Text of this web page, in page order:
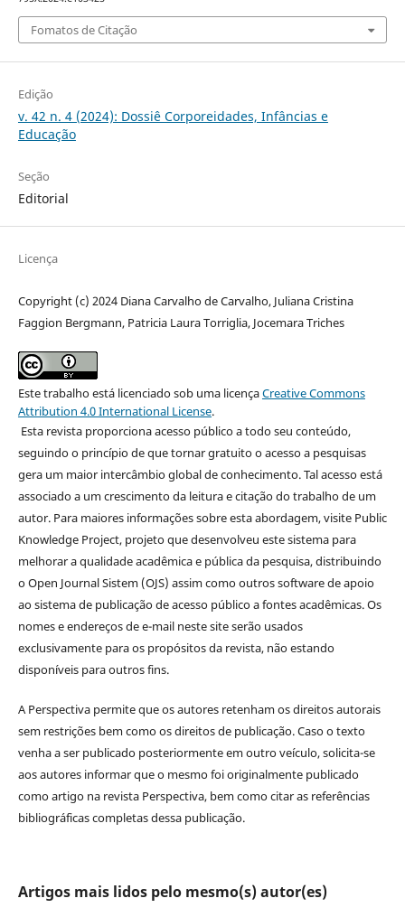
Fomatos de Citação
Edição
v. 42 n. 4 (2024): Dossiê Corporeidades, Infâncias e
Educação
Seção
Editorial
Licença
Copyright (c) 2024 Diana Carvalho de Carvalho, Juliana Cristina
Faggion Bergmann, Patricia Laura Torriglia, Jocemara Triches
Este trabalho está licenciado sob uma licençaCreative Commons
Attribution 4.0 International License.
Esta revista proporciona acesso público a todo seu conteúdo,
seguindo o princípio de que tornar gratuito o acesso a pesquisas
gera um maior intercâmbio global de conhecimento. Tal acesso está
associado a um crescimento da leitura e citação do trabalho de um
autor. Para maiores informações sobre esta abordagem, visite Public
Knowledge Project, projeto que desenvolveu este sistema para
melhorar a qualidade acadêmica e pública da pesquisa, distribuindo
o Open Journal Sistem (OJS) assim como outros software de apoio
ao sistema de publicação de acesso público a fontes acadêmicas. Os
nomes e endereços de e-mail neste site serão usados
exclusivamente para os propósitos da revista, não estando
disponíveis para outros fins.
A Perspectiva permite que os autores retenham os direitos autorais
sem restrições bem como os direitos de publicação. Caso o texto
venha a ser publicado posteriormente em outro veículo, solicita-se
aos autores informar que o mesmo foi originalmente publicado
como artigo na revista Perspectiva, bem como citar as referências
bibliográficas completas dessa publicação.
Artigos mais lidos pelo mesmo(s) autor(es)